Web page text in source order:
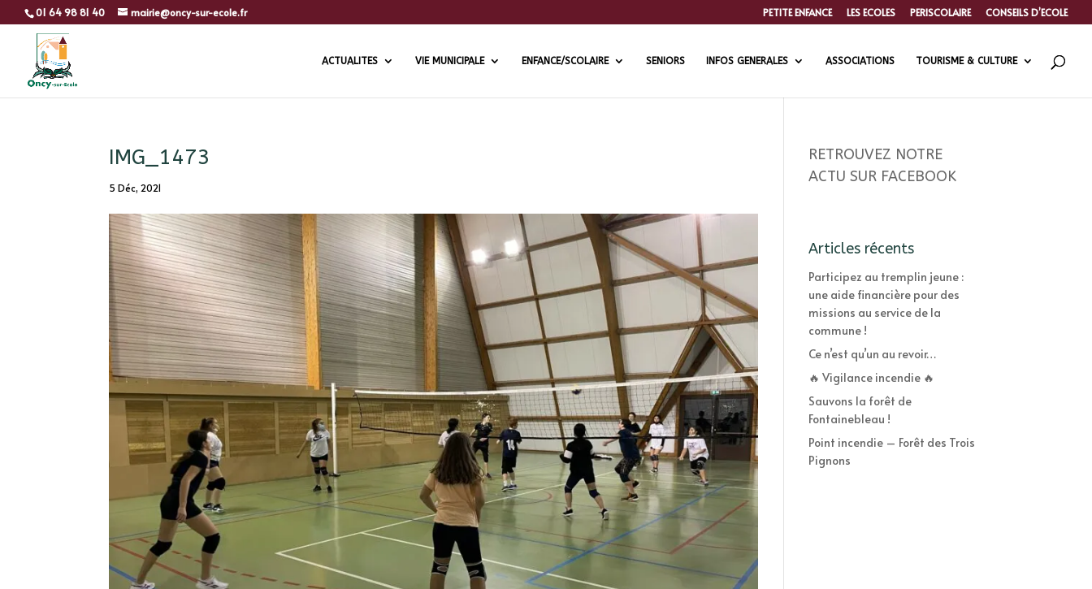
01 64 98 81 40 mairie@oncy-sur-ecole.fr PETITE ENFANCE LES ECOLES PERISCOLAIRE CONSEILS D’ECOLE
ACTUALITES VIE MUNICIPALE ENFANCE/SCOLAIRE SENIORS INFOS GENERALES ASSOCIATIONS TOURISME & CULTURE
IMG_1473
5 Déc, 2021
RETROUVEZ NOTRE
ACTU SUR FACEBOOK
Articles récents
Participez au tremplin jeune :
une aide financière pour des
missions au service de la
commune !
Ce n’est qu’un au revoir…
🔥 Vigilance incendie 🔥
Sauvons la forêt de
Fontainebleau !
Point incendie – Forêt des Trois
Pignons